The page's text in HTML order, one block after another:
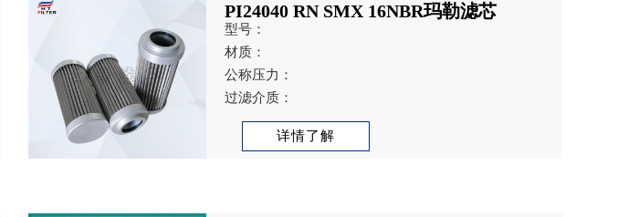
PI24040 RN SMX 16NBR玛勒滤芯
型号：
材质：
公称压力：
过滤介质：
详情了解